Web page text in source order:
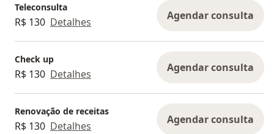
Teleconsulta
R$ 130 Detalhes Agendar consulta
Check up
R$ 130 Detalhes Agendar consulta
Renovação de receitas
R$ 130 Detalhes Agendar consulta